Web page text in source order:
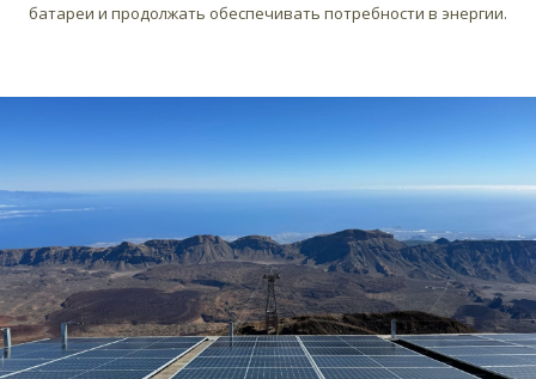
батареи и продолжать обеспечивать потребности в энергии.